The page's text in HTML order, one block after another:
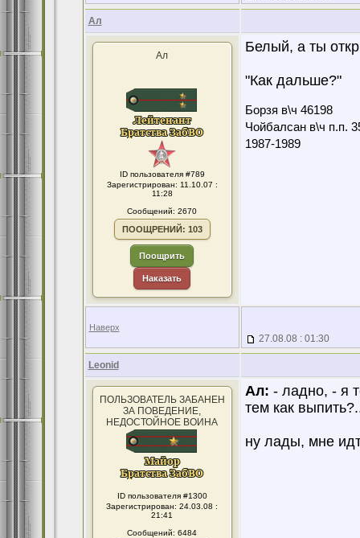
Ал
Ал
ID пользователя #789
Зарегистрирован: 11.10.07 :
11:28
Сообщений: 2670
ПООЩРЕНИЙ: 103
Поощрить
Наказать
Белый, а ты
"Как дальше?"
Борзя в\ч 46198
Чойбалсан в\ч п.п.
1987-1989
Наверх
27.08.08 : 01:30
Leonid
ПОЛЬЗОВАТЕЛЬ ЗАБАНЕН
ЗА ПОВЕДЕНИЕ,
НЕДОСТОЙНОЕ ВОИНА
ID пользователя #1300
Зарегистрирован: 24.03.08 :
21:41
Сообщений: 6484
Ал: - ладно, - я
тем как
ну лады, мне